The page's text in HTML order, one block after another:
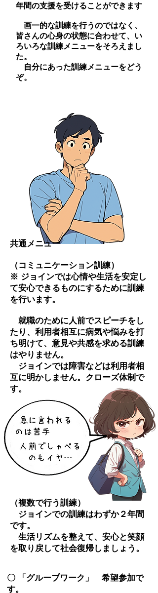
年間の支援を受けることができます
画一的な訓練を行うのではなく、
皆さんの心身の状態に合わせて、い
ろいろな訓練メニューをそろえまし
た。
自分にあった訓練メニューをどう
ぞ。
共通メニュー
（コミュニケーション訓練）
※ ジョインでは心情や生活を安定し
て安心できるものにするために訓練
を行います。
就職のために人前でスピーチをし
たり、利用者相互に病気や悩みを打
ち明けて、意見や共感を求める訓練
はやりません。
ジョインでは障害などは利用者相
互に明かしません。クローズ体制で
す。
（複数で行う訓練）
​ ジョインでの訓練はわずか２年間
です。
生活リズムを整えて、安心と笑顔
を取り戻して社会復帰しましょう。
〇 「グループワーク」 希望参加で
す。